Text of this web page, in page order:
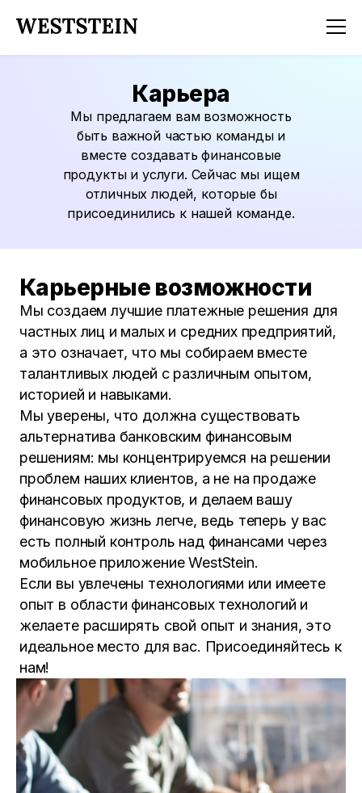
Карьера
Мы предлагаем вам возможность
быть важной частью команды и
вместе создавать финансовые
продукты и услуги. Сейчас мы ищем
отличных людей, которые бы
присоединились к нашей команде.
Карьерные возможности
Мы создаем лучшие платежные решения для
частных лиц и малых и средних предприятий,
а это означает, что мы собираем вместе
талантливых людей с различным опытом,
историей и навыками.
Мы уверены, что должна существовать
альтернатива банковским финансовым
решениям: мы концентрируемся на решении
проблем наших клиентов, а не на продаже
финансовых продуктов, и делаем вашу
финансовую жизнь легче, ведь теперь у вас
есть полный контроль над финансами через
мобильное приложение WestStein.
Если вы увлечены технологиями или имеете
опыт в области финансовых технологий и
желаете расширять свой опыт и знания, это
идеальное место для вас. Присоединяйтесь к
нам!